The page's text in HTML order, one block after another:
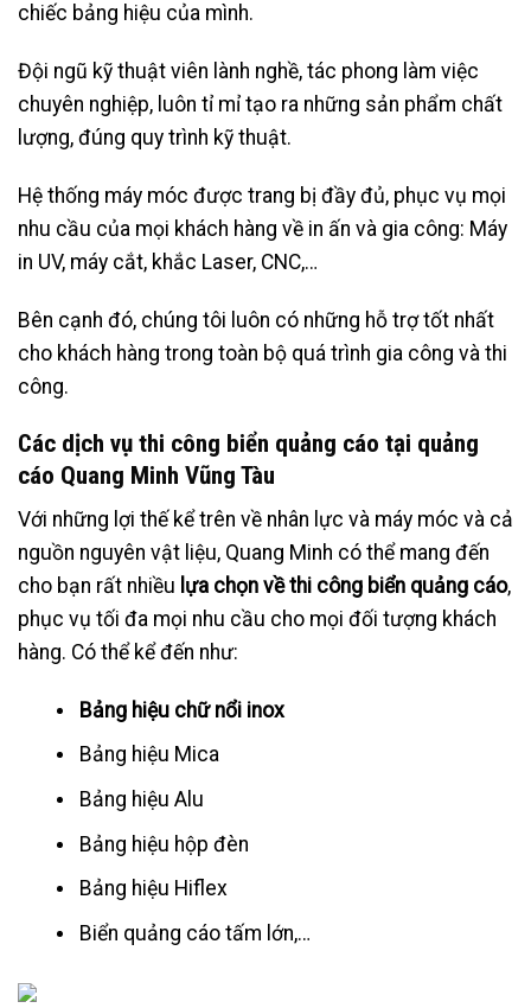
chiếc bảng hiệu của mình.
Đội ngũ kỹ thuật viên lành nghề, tác phong làm việc
chuyên nghiệp, luôn tỉ mỉ tạo ra những sản phẩm chất
lượng, đúng quy trình kỹ thuật.
Hệ thống máy móc được trang bị đầy đủ, phục vụ mọi
nhu cầu của mọi khách hàng về in ấn và gia công: Máy
in UV, máy cắt, khắc Laser, CNC,…
Bên cạnh đó, chúng tôi luôn có những hỗ trợ tốt nhất
cho khách hàng trong toàn bộ quá trình gia công và thi
công.
Các dịch vụ thi công biển quảng cáo tại quảng
cáo Quang Minh Vũng Tàu
Với những lợi thế kể trên về nhân lực và máy móc và cả
nguồn nguyên vật liệu, Quang Minh có thể mang đến
cho bạn rất nhiều lựa chọn về thi công biển quảng cáo,
phục vụ tối đa mọi nhu cầu cho mọi đối tượng khách
hàng. Có thể kể đến như:
Bảng hiệu chữ nổi inox
Bảng hiệu Mica
Bảng hiệu Alu
Bảng hiệu hộp đèn
Bảng hiệu Hiflex
Biển quảng cáo tấm lớn,…